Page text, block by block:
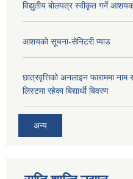
विद्युतीय बोलपत्र स्वीकृत गर्ने
आशयको सूचना-सेनिटरी प्याड
छात्रवृत्तिको अनलाइन फाराममा
लिस्टमा रहेका बिद्यार्थी बिवरण
अन्य